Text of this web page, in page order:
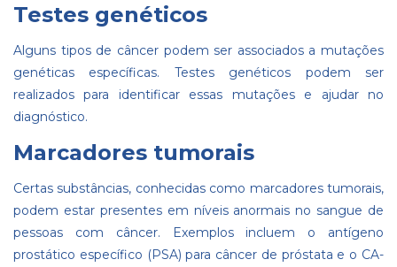
Testes genéticos
Alguns tipos de câncer podem ser associados a mutações
genéticas específicas. Testes genéticos podem ser
realizados para identificar essas mutações e ajudar no
diagnóstico.
Marcadores tumorais
Certas substâncias, conhecidas como marcadores tumorais,
podem estar presentes em níveis anormais no sangue de
pessoas com câncer. Exemplos incluem o antígeno
prostático específico (PSA) para câncer de próstata e o CA-